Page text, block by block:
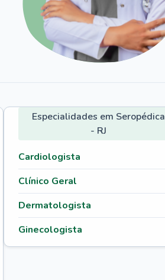
Especialidades em Seropédica
- RJ
Cardiologista
Clínico Geral
Dermatologista
Ginecologista